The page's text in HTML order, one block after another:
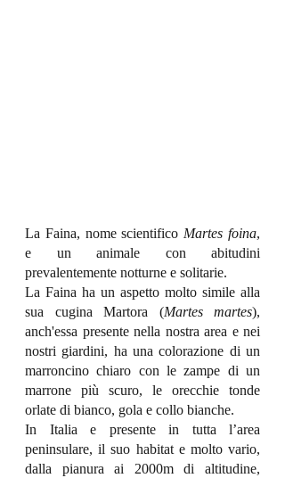
La Faina, nome scientifico Martes foina,
e un animale con abitudini
prevalentemente notturne e solitarie.
La Faina ha un aspetto molto simile alla
sua cugina Martora (Martes martes),
anch'essa presente nella nostra area e nei
nostri giardini, ha una colorazione di un
marroncino chiaro con le zampe di un
marrone più scuro, le orecchie tonde
orlate di bianco, gola e collo bianche.
In Italia e presente in tutta l’area
peninsulare, il suo habitat e molto vario,
dalla pianura ai 2000m di altitudine,